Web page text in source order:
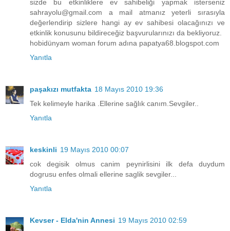
sizde bu etkinliklere ev sahibeliği yapmak isterseniz
sahrayolu@gmail.com a mail atmanız yeterli sırasıyla
değerlendirip sizlere hangi ay ev sahibesi olacağınızı ve
etkinlik konusunu bildireceğiz başvurularınızı da bekliyoruz.
hobidünyam woman forum adına papatya68.blogspot.com
Yanıtla
paşakızı mutfakta 18 Mayıs 2010 19:36
Tek kelimeyle harika .Ellerine sağlık canım.Sevgiler..
Yanıtla
keskinli 19 Mayıs 2010 00:07
cok degisik olmus canim peynirlisini ilk defa duydum
dogrusu enfes olmali ellerine saglik sevgiler...
Yanıtla
Kevser - Elda'nin Annesi 19 Mayıs 2010 02:59